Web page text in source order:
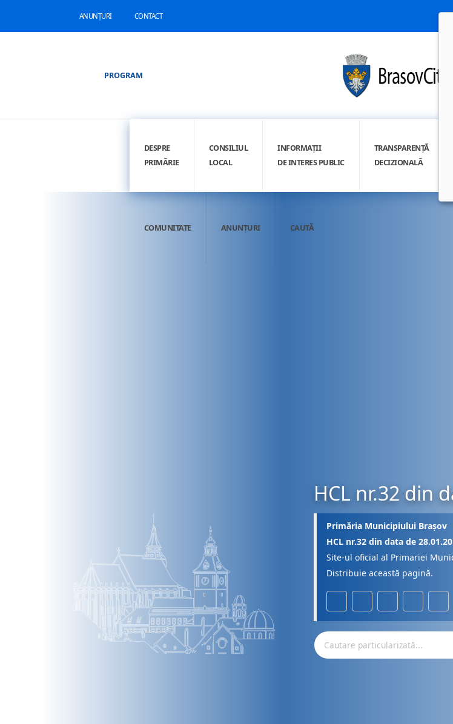
ANUNȚURI CONTACT
PROGRAM
DESPRE
PRIMĂRIE
CONSILIUL
LOCAL
INFORMAȚII
DE INTERES PUBLIC
TRANSPARENȚĂ
DECIZIONALĂ
COMUNITATE ANUNȚURI CAUTĂ
HCL nr.32 din
Primăria Municipiului Brașov
HCL nr.32 din data de
Site-ul oficial al Primariei
Distribuie această pagină.